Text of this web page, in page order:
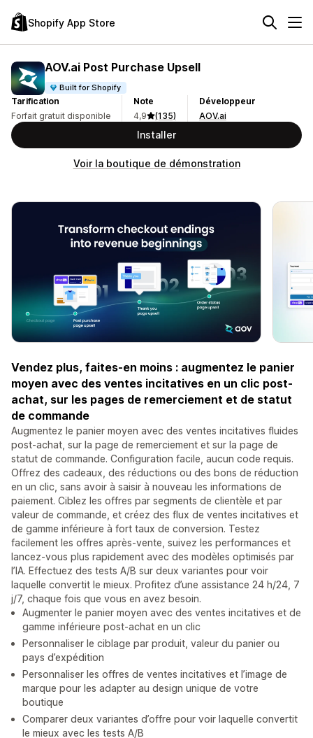
Shopify App Store
AOV.ai Post Purchase Upsell
Built for Shopify
Tarification
Forfait gratuit disponible
Note
4,9
(135)
Développeur
AOV.ai
Installer
Voir la boutique de démonstration
Vendez plus, faites-en moins : augmentez le panier
moyen avec des ventes incitatives en un clic post-
achat, sur les pages de remerciement et de statut
de commande
Augmentez le panier moyen avec des ventes incitatives fluides
post-achat, sur la page de remerciement et sur la page de
statut de commande. Configuration facile, aucun code requis.
Offrez des cadeaux, des réductions ou des bons de réduction
en un clic, sans avoir à saisir à nouveau les informations de
paiement. Ciblez les offres par segments de clientèle et par
valeur de commande, et créez des flux de ventes incitatives et
de gamme inférieure à fort taux de conversion. Testez
facilement les offres après-vente, suivez les performances et
lancez-vous plus rapidement avec des modèles optimisés par
l’IA. Effectuez des tests A/B sur deux variantes pour voir
laquelle convertit le mieux. Profitez d’une assistance 24 h/24, 7
j/7, chaque fois que vous en avez besoin.
Augmenter le panier moyen avec des ventes incitatives et de
gamme inférieure post-achat en un clic
Personnaliser le ciblage par produit, valeur du panier ou
pays d’expédition
Personnaliser les offres de ventes incitatives et l’image de
marque pour les adapter au design unique de votre
boutique
Comparer deux variantes d’offre pour voir laquelle convertit
le mieux avec les tests A/B